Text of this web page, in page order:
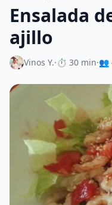
Ensalada
ajillo
Vinos Y.·⏱ 30 min·👥